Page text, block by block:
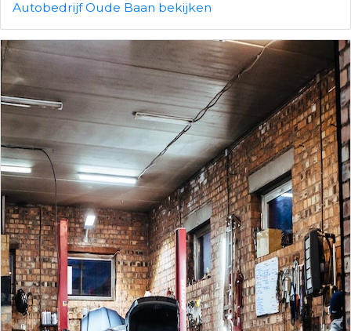
Autobedrijf Oude Baan bekijken